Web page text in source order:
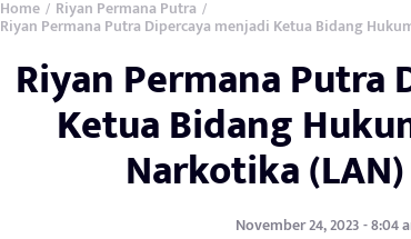
Home / Riyan Permana Putra /
Riyan Permana Putra Dipercaya menjadi Ketua Bidang
Riyan Permana Putra
Ketua Bidang
Narkotika
November 24, 2023 - 8:04